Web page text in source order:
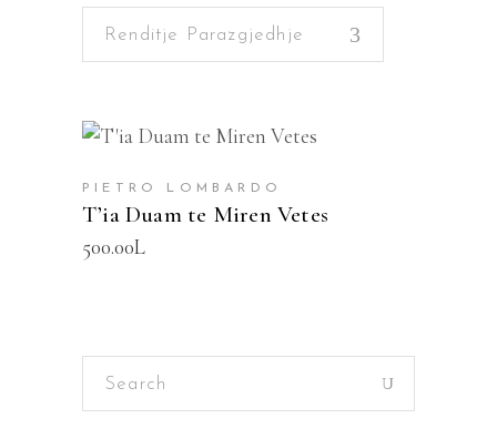
Renditje Parazgjedhje
PIETRO LOMBARDO
T’ia Duam te Miren Vetes
500.00L
Search